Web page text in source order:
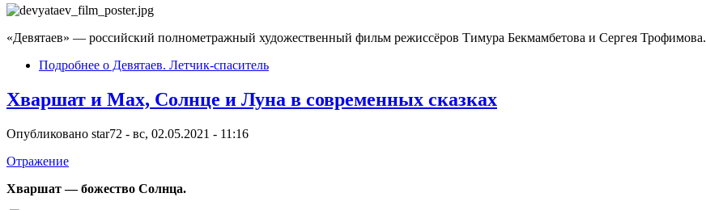
«Девятаев» — российский полнометражный художественный фильм режиссёров Тимура Бекмамбетова и Сергея Трофимова.
Подробнее о Девятаев. Летчик-спаситель
Хваршат и Мах, Солнце и Луна в современных сказках
Опубликовано star72 - вс, 02.05.2021 - 11:16
Отражение
Хваршат — божество Солнца.